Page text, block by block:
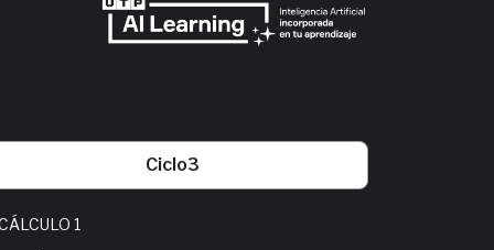
Ciclo3
1